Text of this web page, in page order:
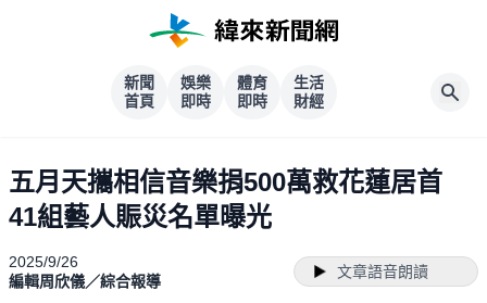
新聞
首頁
娛樂
即時
體育
即時
生活
財經
五月天攜相信音樂捐500萬救花蓮居首
41組藝人賑災名單曝光
2025/9/26
編輯周欣儀／綜合報導
文章語音朗讀